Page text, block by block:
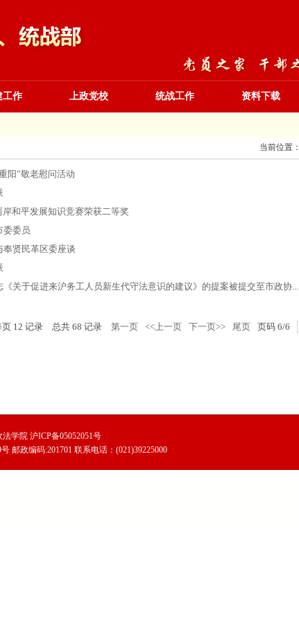
工作 上政党校 统战工作 资料下载
当前位置：
阳”敬老慰问活动
和平发展知识竞赛荣获二等奖
委委员
贤民革区委座谈
关于促进来沪务工人员新生代守法意识的建议》的提案被提交至市政协...
页 12 记录 总共 68 记录 第一页 <<上一页 下一页>> 尾页 页码 6/6
学院 沪ICP备05052051号
邮政编码:201701 联系电话：(021)39225000